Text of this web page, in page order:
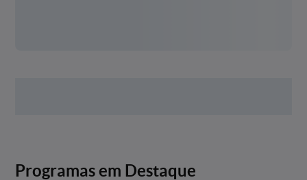
Programas em Destaque